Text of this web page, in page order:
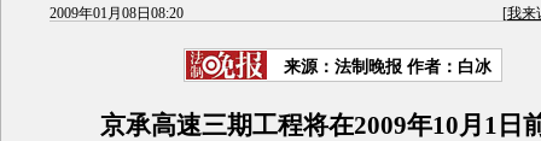
2009年01月08日08:20 [我来
来源： 法制晚报 作者：白冰
京承高速三期工程将在2009年10月1日